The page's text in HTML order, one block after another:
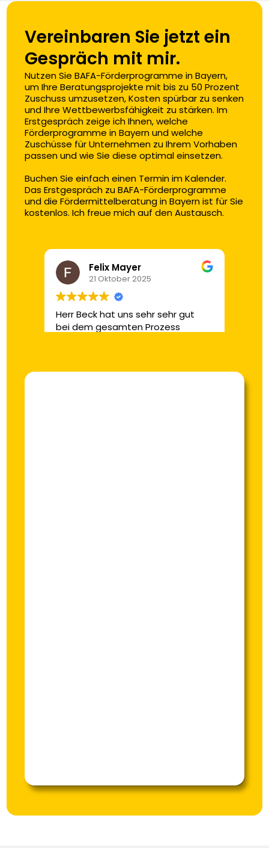
Vereinbaren Sie jetzt ein
Gespräch mit mir.
Nutzen Sie BAFA-Förderprogramme in Bayern,
um Ihre Beratungsprojekte mit bis zu 50 Prozent
Zuschuss umzusetzen, Kosten spürbar zu senken
und Ihre Wettbewerbsfähigkeit zu stärken. Im
Erstgespräch zeige ich Ihnen, welche
Förderprogramme in Bayern und welche
Zuschüsse für Unternehmen zu Ihrem Vorhaben
passen und wie Sie diese optimal einsetzen.
Buchen Sie einfach einen Termin im Kalender.
Das Erstgespräch zu BAFA-Förderprogramme
und die Fördermittelberatung in Bayern ist für Sie
kostenlos. Ich freue mich auf den Austausch.